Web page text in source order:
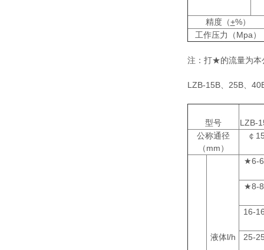
精度（+%）
工作压力（Mpa）
注：打★的流量为本
LZB-15B、
型号
LZB-
公称通径
（mm）
￠
液体l/h
★6-
★8-
16-
25-